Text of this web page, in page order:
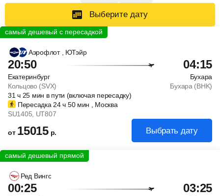
Выберите дату
Аэрофлот , ЮТэйр
20:50 04:15
Екатеринбург
Бухара
Кольцово (SVX)
Бухара (BHK)
31ч25 мин в пути (включая пересадку)
Пересадка 24ч 50 мин , Москва
SU1405 , UT807
от 15015 р. Выбрать дату
Ред Вингс
00:25 03:25